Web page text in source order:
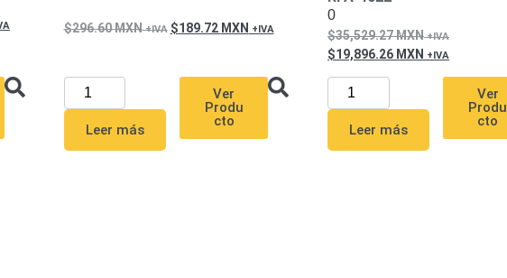
296.60MXN 189.72 MXN
Leer más
Ver
Produ
cto
0
35,529.27MXN
19,896.26 MXN
Leer más
Ver
Produ
cto